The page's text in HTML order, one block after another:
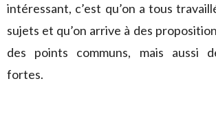
intéressant, c’est qu’on a tous
sujets et qu’on arrive à des
des points communs, mais aussi
fortes.